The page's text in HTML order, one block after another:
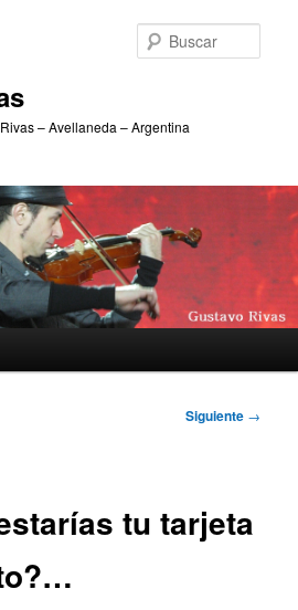
– Avellaneda – Argentina
Siguiente →
tu tarjeta